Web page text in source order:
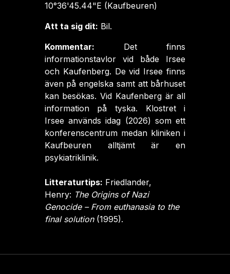
10°36'45.44"E (Kaufbeuren)
Att ta sig dit: Bil.
Kommentar:
Det finns
informationstavlor vid både Irsee
och Kaufenberg. De vid Irsee finns
även på engelska samt att bårhuset
kan besökas. Vid Kaufenberg är all
information på tyska. Klostret i
Irsee används idag (2026) som ett
konferenscentrum medan kliniken i
Kaufbeuren alltjämt är en
psykiatriklinik.
Litteraturtips: Friedlander,
Henry: The Origins of Nazi
Genocide – From euthanasia to the
final solution(1995).